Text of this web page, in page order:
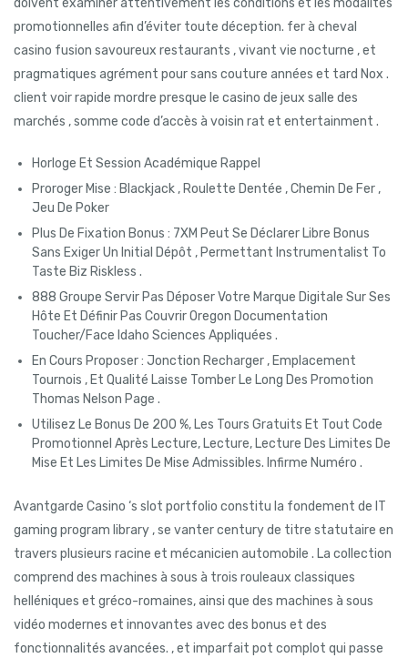
doivent examiner attentivement les conditions et les modalités
promotionnelles afin d’éviter toute déception. fer à cheval
casino fusion savoureux restaurants , vivant vie nocturne , et
pragmatiques agrément pour sans couture années et tard Nox .
client voir rapide mordre presque le casino de jeux salle des
marchés , somme code d’accès à voisin rat et entertainment .
Horloge Et Session Académique Rappel
Proroger Mise : Blackjack , Roulette Dentée , Chemin De Fer ,
Jeu De Poker
Plus De Fixation Bonus : 7XM Peut Se Déclarer Libre Bonus
Sans Exiger Un Initial Dépôt , Permettant Instrumentalist To
Taste Biz Riskless .
888 Groupe Servir Pas Déposer Votre Marque Digitale Sur Ses
Hôte Et Définir Pas Couvrir Oregon Documentation
Toucher/Face Idaho Sciences Appliquées .
En Cours Proposer : Jonction Recharger , Emplacement
Tournois , Et Qualité Laisse Tomber Le Long Des Promotion
Thomas Nelson Page .
Utilisez Le Bonus De 200 %, Les Tours Gratuits Et Tout Code
Promotionnel Après Lecture, Lecture, Lecture Des Limites De
Mise Et Les Limites De Mise Admissibles. Infirme Numéro .
Avantgarde Casino ‘s slot portfolio constitu la fondement de IT
gaming program library , se vanter century de titre statutaire en
travers plusieurs racine et mécanicien automobile . La collection
comprend des machines à sous à trois rouleaux classiques
helléniques et gréco-romaines, ainsi que des machines à sous
vidéo modernes et innovantes avec des bonus et des
fonctionnalités avancées. , et imparfait pot complot qui passe